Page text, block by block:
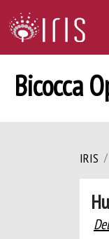
Bicocca
IRIS